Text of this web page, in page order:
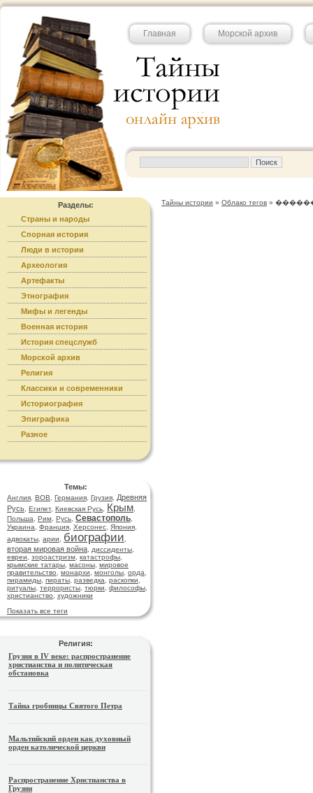
Главная Морской архив
Разделы:
Страны и народы
Спорная история
Люди в истории
Археология
Артефакты
Этнография
Мифы и легенды
Военная история
История спецслужб
Морской архив
Религия
Классики и современники
Историография
Эпиграфика
Разное
Темы:
Англия ВОВ Германия Грузия
Древняя
Русь Египет, Киевская Русь Крым
Польша
Рим Русь Севастополь
Украина
Франция Херсонес Япония
адвокаты арии биографии
вторая мировая война диссиденты
евреи
зороастризм катастрофы
крымские татары масоны мировое
правительство
монархи монголы орда
пирамиды пираты разведка раскопки
ритуалы террористы тюрки философы
христианство
художники
Показать все теги
Религия:
Грузия в IV веке: распространение
христианства и политическая
обстановка
Тайна гробницы Святого Петра
Мальтийский орден как духовный
орден католической церкви
Распространение Христианства в
Грузии
Тайны истории » Облако тегов »